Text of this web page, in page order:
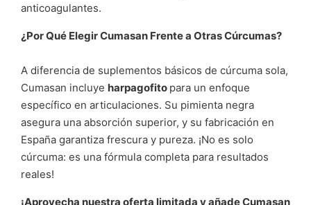
anticoagulantes.
¿Por Qué Elegir Cumasan Frente a Otras Cúrcumas?
A diferencia de suplementos básicos de cúrcuma sola,
Cumasan incluye harpagofito para un enfoque
específico en articulaciones. Su pimienta negra
asegura una absorción superior, y su fabricación en
España garantiza frescura y pureza. ¡No es solo
cúrcuma: es una fórmula completa para resultados
reales!
¡Aprovecha nuestra oferta limitada y añade Cumasan